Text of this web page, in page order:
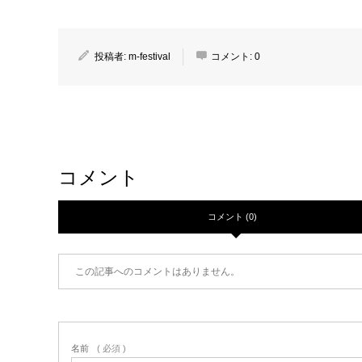
投稿者: m-festival コメント: 0
コメント
コメント (0)
この記事へのコメントはありません。
名前 ( 必須 )